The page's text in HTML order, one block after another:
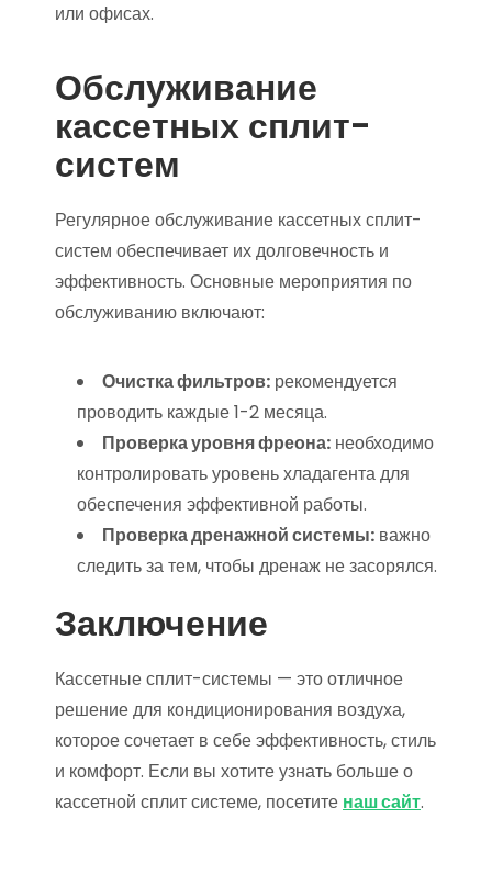
или офисах.
Обслуживание
кассетных сплит-
систем
Регулярное обслуживание кассетных сплит-
систем обеспечивает их долговечность и
эффективность. Основные мероприятия по
обслуживанию включают:
Очистка фильтров: рекомендуется
проводить каждые 1-2 месяца.
Проверка уровня фреона: необходимо
контролировать уровень хладагента для
обеспечения эффективной работы.
Проверка дренажной системы: важно
следить за тем, чтобы дренаж не засорялся.
Заключение
Кассетные сплит-системы — это отличное
решение для кондиционирования воздуха,
которое сочетает в себе эффективность, стиль
и комфорт. Если вы хотите узнать больше о
кассетной сплит системе, посетите наш сайт.